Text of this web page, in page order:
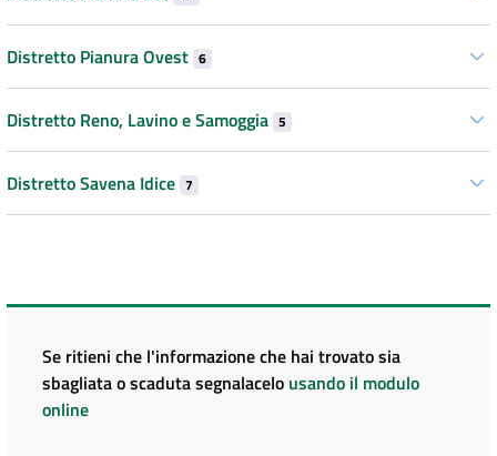
Distretto Pianura Ovest 6
Distretto Reno, Lavino e Samoggia 5
Distretto Savena Idice 7
Se ritieni che l'informazione che hai trovato sia
sbagliata o scaduta segnalacelo usando il modulo
online